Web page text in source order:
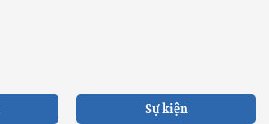
Sự kiện